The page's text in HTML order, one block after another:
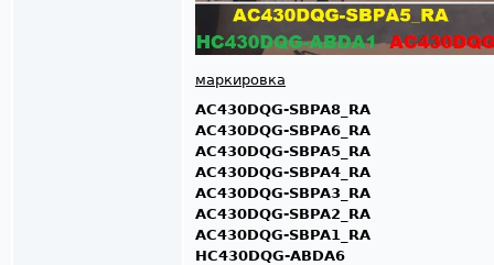
маркировка
AC430DQG-SBPA8_RA
AC430DQG-SBPA6_RA
AC430DQG-SBPA5_RA
AC430DQG-SBPA4_RA
AC430DQG-SBPA3_RA
AC430DQG-SBPA2_RA
AC430DQG-SBPA1_RA
HC430DQG-ABDA6